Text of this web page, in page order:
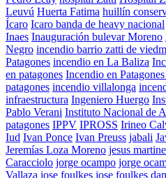
Leuvú Huerta Fatima huillín
Ícaro Icaro banda de heavy nacional
Inaes Inauguración bulevar Moreno
Negro incendio barrio zatti de
Patagones incendio en La Baliza
en patagones Incendio en
patagones incendio villalonga
infraestructura Ingeniero Huergo
Pablo Verani Instituto Nacional de
patagones IPPV IPROSS Irineo
Iud Ivan Ponce Ivan Preuss jabali
Jeremías Loza Moreno jesus
Caracciolo jorge ocampo jorge
Vallaza jose foulkes jose foulkes